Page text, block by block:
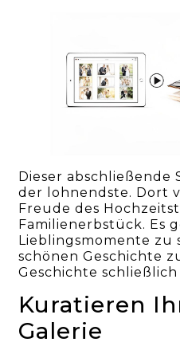
Dieser abschließende
der lohnendste. Dort
Freude des
Familienerbstück. Es
Lieblingsmomente zu
schönen Geschichte
Geschichte
Kuratieren
Galerie